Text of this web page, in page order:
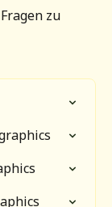
zu